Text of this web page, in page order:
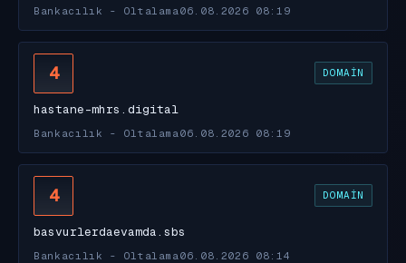
Bankacılık - Oltalama 06.08.2026 08:19
4 DOMAIN
hastane-mhrs.digital
Bankacılık - Oltalama 06.08.2026 08:19
4 DOMAIN
basvurlerdaevamda.sbs
Bankacılık - Oltalama 06.08.2026 08:14